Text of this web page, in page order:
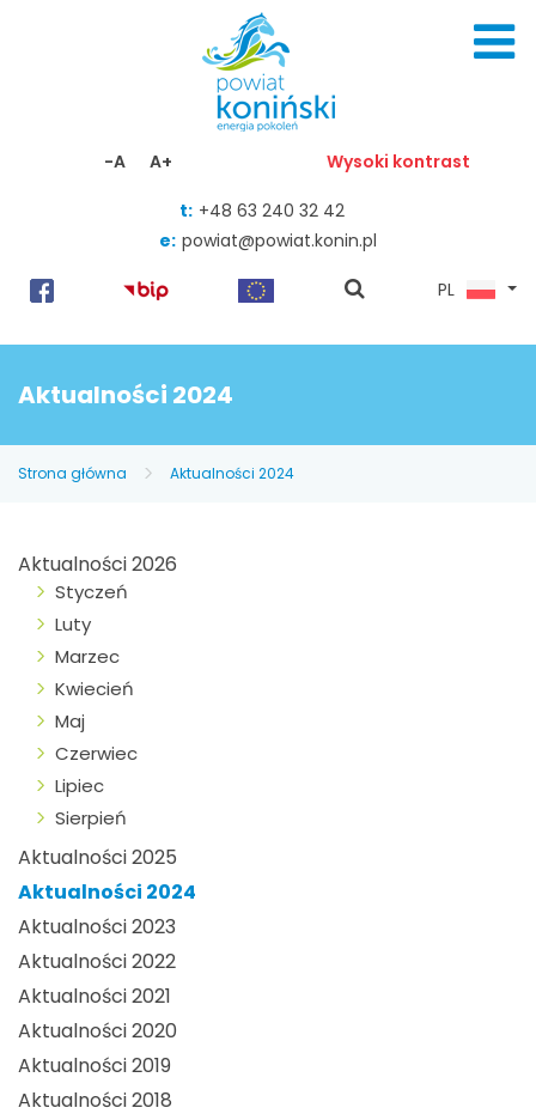
-A A+ Wysoki kontrast
t: +48 63 240 32 42
e: powiat@powiat.konin.pl
pokaż
PL
Aktualności 2024
Strona główna Aktualności 2024
Aktualności 2026
Styczeń
Luty
Marzec
Kwiecień
Maj
Czerwiec
Lipiec
Sierpień
Aktualności 2025
Aktualności 2024
Aktualności 2023
Aktualności 2022
Aktualności 2021
Aktualności 2020
Aktualności 2019
Aktualności 2018